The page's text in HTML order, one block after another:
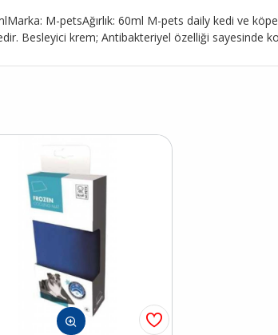
M-petsAğırlık: 60ml M-pets daily kedi ve
Besleyici krem; Antibakteriyel özelliği sayesinde